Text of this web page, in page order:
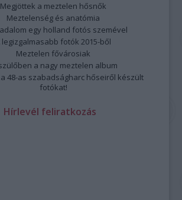
Megjöttek a meztelen hősnők
Meztelenség és anatómia
egy holland fotós szemével
legizgalmasabb fotók 2015-ből
Meztelen fővárosiak
a nagy meztelen album
48-as szabadságharc hőseiről készült
fotókat!
Hírlevél feliratkozás